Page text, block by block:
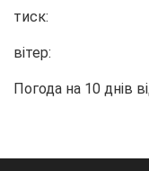
тиск:
вітер:
Погода на 10 днів